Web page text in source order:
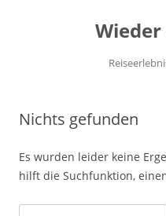
Nichts gefunden
Es wurden leider keine
hilft die Suchfunktion,